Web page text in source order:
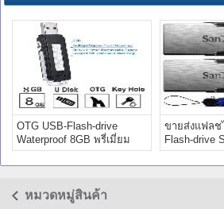
OTG USB-Flash-drive
Waterproof 8GB พรี่เมี่ยม
Premium ราคา
ขายส่งแฟลช
Flash-drive
Lanyard
หมวดหมู่สินค้า